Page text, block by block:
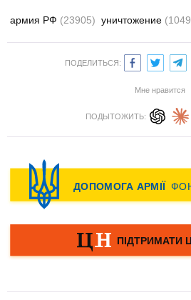
армия РФ (23905) уничтожение
ПОДЕЛИТЬСЯ:
Мне нравится
ПОДЫТОЖИТЬ: